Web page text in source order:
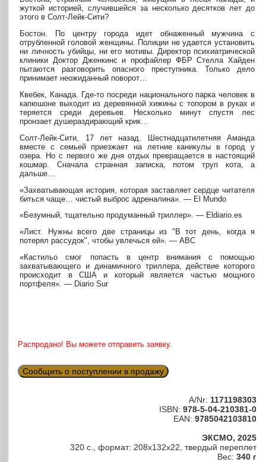
жуткой историей, случившейся за несколько десятков лет до
этого в Солт-Лейк-Сити?
Бостон. По центру города идет обнаженный мужчина с
отрубленной головой женщины. Полиции не удается установить
ни личность убийцы, ни его мотивы. Директор психиатрической
клиники Доктор Дженкинс и профайлер ФБР Стелла Хайден
пытаются разговорить опасного преступника. Только дело
принимает неожиданный поворот…
Квебек, Канада. Где-то посреди национального парка человек в
капюшоне выходит из деревянной хижины с топором в руках и
теряется среди деревьев. Несколько минут спустя лес
пронзает душераздирающий крик…
Солт-Лейк-Сити, 17 лет назад. Шестнадцатилетняя Аманда
вместе с семьей приезжает на летние каникулы в город у
озера. Но с первого же дня отдых превращается в настоящий
кошмар. Сначала странная записка, потом труп кота, а
дальше…
«Захватывающая история, которая заставляет сердце читателя
биться чаще… чистый выброс адреналина». — El Mundo
«Безумный, тщательно продуманный триллер». — Eldiario.es
«Лист. Нужны всего две страницы из "В тот день, когда я
потерял рассудок", чтобы увлечься ей». — ABC
«Кастильо смог попасть в центр внимания с помощью
захватывающего и динамичного триллера, действие которого
происходит в США и который является частью мощного
портфеля». — Diario Sur
Распродано! Вы можете отправить заявку.
Сообщить о поступлении в продажу
A/Nr: 1171198303
ISBN: 978-5-04-210381-0
EAN: 9785042103810
ЭКСМО, 2025
320 c., формат: 208х132х22, твердый переплет
Вес: 340 г